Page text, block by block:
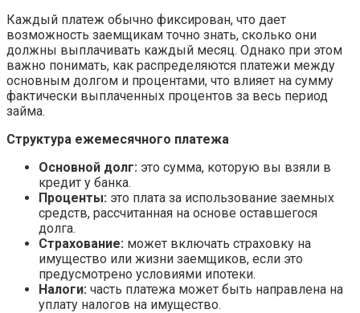
Каждый платеж обычно фиксирован, что дает
возможность заемщикам точно знать, сколько они
должны выплачивать каждый месяц. Однако при этом
важно понимать, как распределяются платежи между
основным долгом и процентами, что влияет на сумму
фактически выплаченных процентов за весь период
займа.
Структура ежемесячного платежа
Основной долг: это сумма, которую вы взяли в
кредит у банка.
Проценты: это плата за использование заемных
средств, рассчитанная на основе оставшегося
долга.
Страхование: может включать страховку на
имущество или жизни заемщиков, если это
предусмотрено условиями ипотеки.
Налоги: часть платежа может быть направлена на
уплату налогов на имущество.